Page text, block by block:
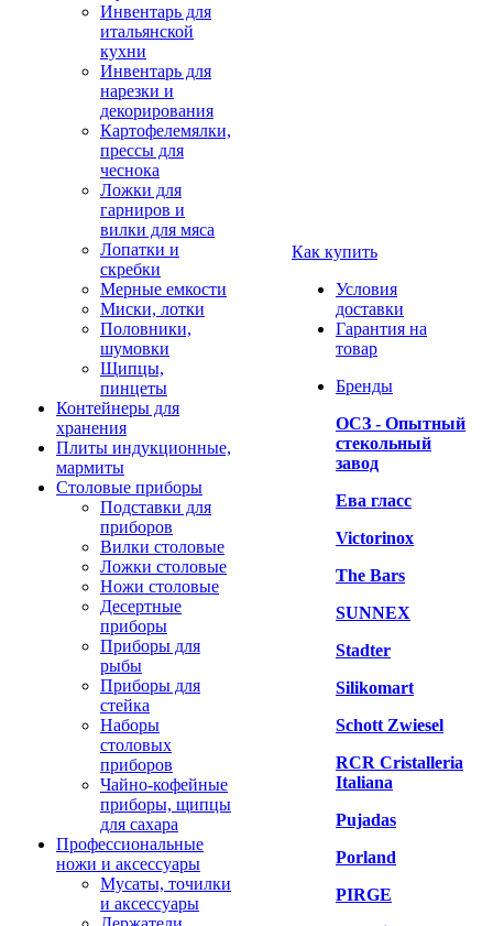
Инвентарь для
итальянской
кухни
Инвентарь для
нарезки и
декорирования
Картофелемялки,
прессы для
чеснока
Ложки для
гарниров и
вилки для мяса
Лопатки и
скребки
Мерные емкости
Миски, лотки
Половники,
шумовки
Щипцы,
пинцеты
Контейнеры для
хранения
Плиты индукционные,
мармиты
Столовые приборы
Подставки для
приборов
Вилки столовые
Ложки столовые
Ножи столовые
Десертные
приборы
Приборы для
рыбы
Приборы для
стейка
Наборы
столовых
приборов
Чайно-кофейные
приборы, щипцы
для сахара
Профессиональные
ножи и аксессуары
Мусаты, точилки
и аксессуары
Как купить
Условия
доставки
Гарантия на
товар
Бренды
ОСЗ - Опытный
стекольный
завод
Ева гласс
Victorinox
The Bars
SUNNEX
Stadter
Silikomart
Schott Zwiesel
RCR Cristalleria
Italiana
Pujadas
Porland
PIRGE